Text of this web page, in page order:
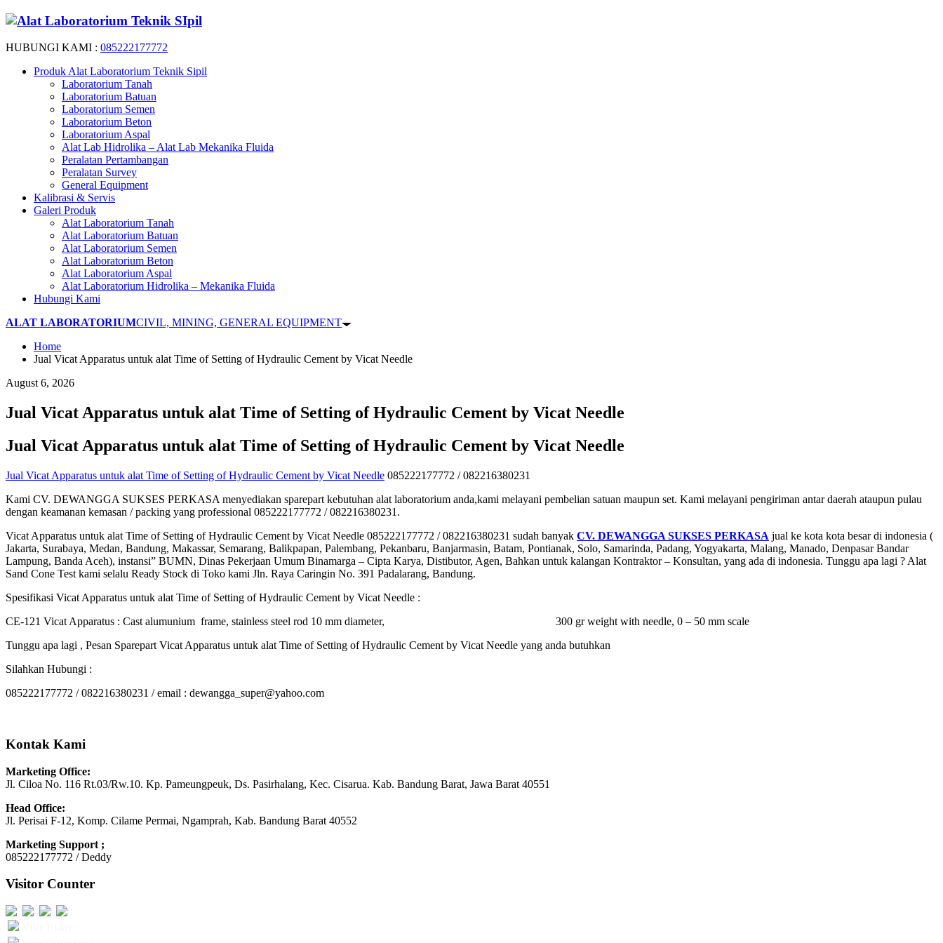
HUBUNGI KAMI : 085222177772
Produk Alat Laboratorium Teknik Sipil
Laboratorium Tanah
Laboratorium Batuan
Laboratorium Semen
Laboratorium Beton
Laboratorium Aspal
Alat Lab Hidrolika – Alat Lab Mekanika Fluida
Peralatan Pertambangan
Peralatan Survey
General Equipment
Kalibrasi & Servis
Galeri Produk
Alat Laboratorium Tanah
Alat Laboratorium Batuan
Alat Laboratorium Semen
Alat Laboratorium Beton
Alat Laboratorium Aspal
Alat Laboratorium Hidrolika – Mekanika Fluida
Hubungi Kami
ALAT LABORATORIUMCIVIL, MINING, GENERAL EQUIPMENT
Home
Jual Vicat Apparatus untuk alat Time of Setting of Hydraulic Cement by Vicat Needle
August 6, 2026
Jual Vicat Apparatus untuk alat Time of Setting of Hydraulic Cement by Vicat Needle
Jual Vicat Apparatus untuk alat Time of Setting of Hydraulic Cement by Vicat Needle
Jual Vicat Apparatus untuk alat Time of Setting of Hydraulic Cement by Vicat Needle 085222177772 / 082216380231
Kami CV. DEWANGGA SUKSES PERKASA menyediakan sparepart kebutuhan alat laboratorium anda,kami melayani pembelian satuan maupun set. Kami melayani pengiriman antar daerah ataupun pulau
dengan keamanan kemasan / packing yang professional 085222177772 / 082216380231.
Vicat Apparatus untuk alat Time of Setting of Hydraulic Cement by Vicat Needle 085222177772 / 082216380231 sudah banyak CV. DEWANGGA SUKSES PERKASA jual ke kota kota besar di indonesia (
Jakarta, Surabaya, Medan, Bandung, Makassar, Semarang, Balikpapan, Palembang, Pekanbaru, Banjarmasin, Batam, Pontianak, Solo, Samarinda, Padang, Yogyakarta, Malang, Manado, Denpasar Bandar
Lampung, Banda Aceh), instansi” BUMN, Dinas Pekerjaan Umum Binamarga – Cipta Karya, Distibutor, Agen, Bahkan untuk kalangan Kontraktor – Konsultan, yang ada di indonesia. Tunggu apa lagi ? Alat
Sand Cone Test kami selalu Ready Stock di Toko kami Jln. Raya Caringin No. 391 Padalarang, Bandung.
Spesifikasi Vicat Apparatus untuk alat Time of Setting of Hydraulic Cement by Vicat Needle :
CE-121 Vicat Apparatus : Cast alumunium frame, stainless steel rod 10 mm diameter, 300 gr weight with needle, 0 – 50 mm scale
Tunggu apa lagi , Pesan Sparepart Vicat Apparatus untuk alat Time of Setting of Hydraulic Cement by Vicat Needle yang anda butuhkan
Silahkan Hubungi :
085222177772 / 082216380231 / email : dewangga_super@yahoo.com
Kontak Kami
Marketing Office:
Jl. Ciloa No. 116 Rt.03/Rw.10. Kp. Pameungpeuk, Ds. Pasirhalang, Kec. Cisarua. Kab. Bandung Barat, Jawa Barat 40551
Head Office:
Jl. Perisai F-12, Komp. Cilame Permai, Ngamprah, Kab. Bandung Barat 40552
Marketing Support ;
085222177772 / Deddy
Visitor Counter